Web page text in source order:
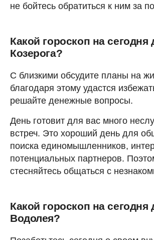
не бойтесь обратиться к ним за
Какой гороскоп на сегодня
Козерога?
С близкими обсудите планы на
благодаря этому удастся
решайте денежные вопросы.
День готовит для вас много
встреч. Это хороший день для
поиска единомышленников,
потенциальных партнеров.
стесняйтесь общаться с
Какой гороскоп на сегодня
Водолея?